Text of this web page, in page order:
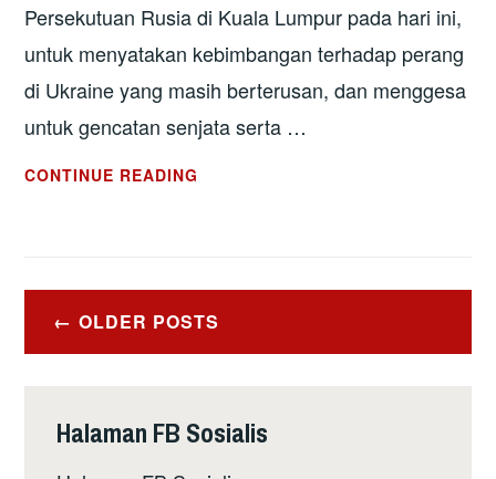
Persekutuan Rusia di Kuala Lumpur pada hari ini,
untuk menyatakan kebimbangan terhadap perang
di Ukraine yang masih berterusan, dan menggesa
untuk gencatan senjata serta …
CONTINUE READING
BERIKAN
SATU
Posts
navigation
OLDER POSTS
Halaman FB Sosialis